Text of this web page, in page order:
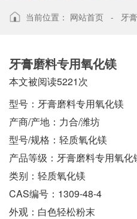
当前位置： 网站首页 - 牙
牙膏磨料专用氧化镁
本文被阅读5221次
型号：牙膏磨料专用氧化镁
产商/产地：力合/潍坊
型号/规格：轻质氧化镁
产品等级：牙膏磨料专用氧化
类别：轻质氧化镁
CAS编号：1309-48-4
外观：白色轻松粉末